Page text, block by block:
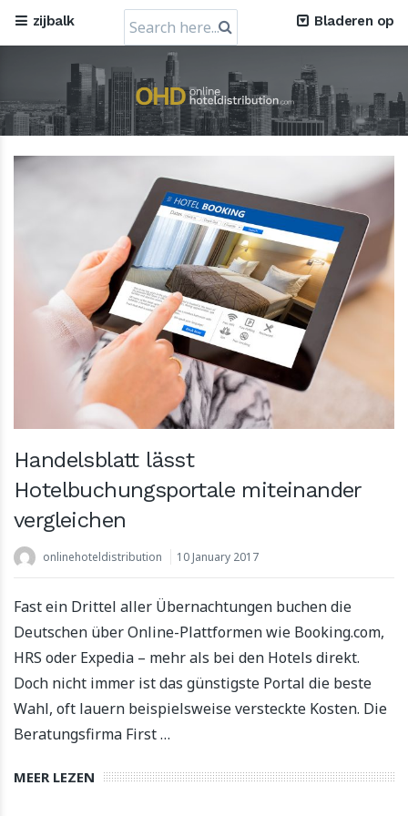
RateGain's $72 miljoen kapitaalverhoging: Een
strategische sprong naar wereldwijde dominantie
expansie
22 March 2024
zijbalk
Search
for:
Bladeren op
Handelsblatt lässt
Hotelbuchungsportale miteinander
vergleichen
onlinehoteldistribution 10 January 2017
Fast ein Drittel aller Übernachtungen buchen die
Deutschen über Online-Plattformen wie Booking.com,
HRS oder Expedia – mehr als bei den Hotels direkt.
Doch nicht immer ist das günstigste Portal die beste
Wahl, oft lauern beispielsweise versteckte Kosten. Die
Beratungsfirma First …
MEER LEZEN